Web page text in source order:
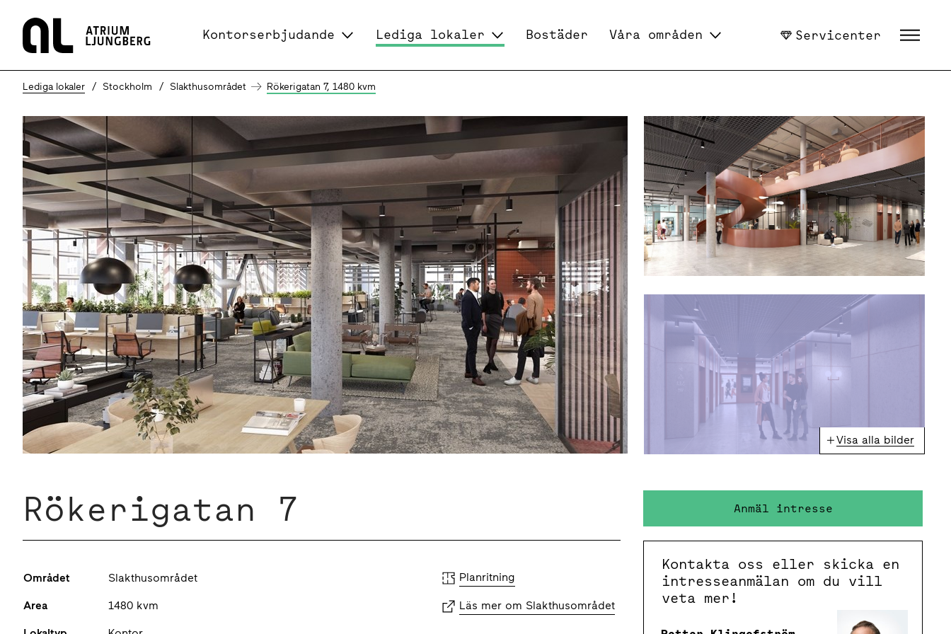
Hem
Kontorserbjudande Lediga lokaler Bostäder Våra områden Servicenter
Lediga lokaler Stockholm Slakthusområdet Rökerigatan 7, 1480 kvm
Visa alla bilder
Rökerigatan 7
Området Slakthusområdet
Area 1480 kvm
Planritning
Läs mer om Slakthusområdet
Anmäl intresse
Kontakta oss eller skicka en
intresseanmälan om du vill
veta mer!